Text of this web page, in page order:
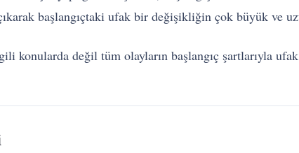
başlangıçtaki ufak bir değişikliğin çok büyük ve
konularda değil tüm olayların başlangıç şartlarıyla